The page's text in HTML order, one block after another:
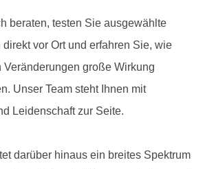
beraten, testen Sie ausgewählte
vor Ort und erfahren Sie, wie
Veränderungen große Wirkung
Unser Team steht Ihnen mit
Leidenschaft zur Seite.
darüber hinaus ein breites Spektrum